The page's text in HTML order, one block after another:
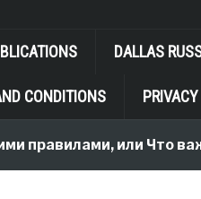
DALLAS
CONDITIONS
или Что важно